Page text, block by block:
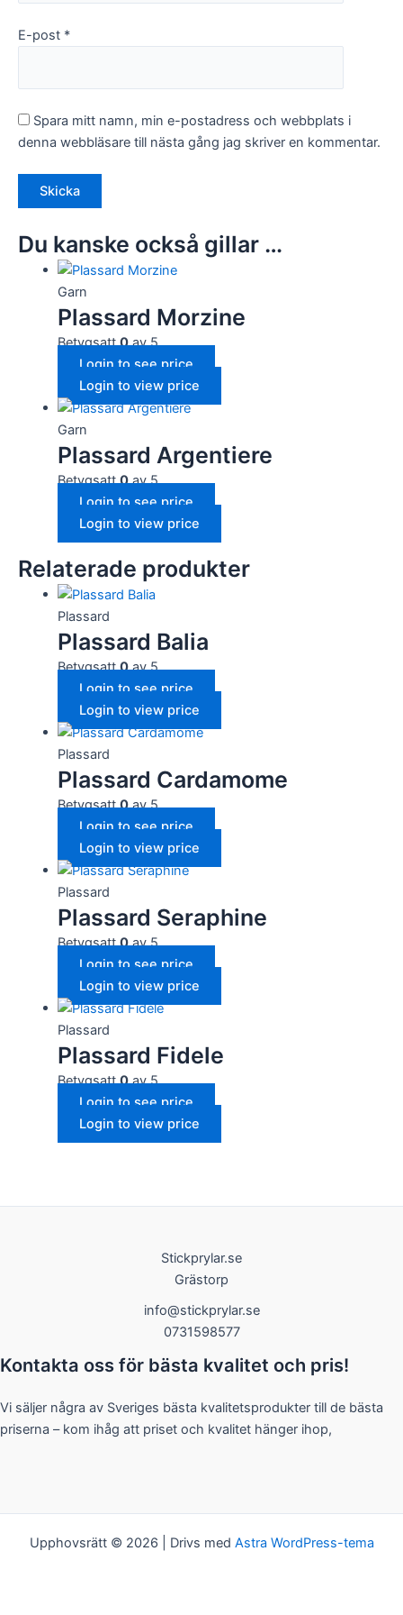
E-post *
Spara mitt namn, min e-postadress och webbplats i
denna webbläsare till nästa gång jag skriver en kommentar.
Du kanske också gillar …
Garn
Plassard Morzine
Betygsatt0av 5
Login to see price
Login to view price
Garn
Plassard Argentiere
Betygsatt0av 5
Login to see price
Login to view price
Relaterade produkter
Plassard
Plassard Balia
Betygsatt0av 5
Login to see price
Login to view price
Plassard
Plassard Cardamome
Betygsatt0av 5
Login to see price
Login to view price
Plassard
Plassard Seraphine
Betygsatt0av 5
Login to see price
Login to view price
Plassard
Plassard Fidele
Betygsatt0av 5
Login to see price
Login to view price
Stickprylar.se
Grästorp
info@stickprylar.se
0731598577
Kontakta oss för bästa kvalitet och pris!
Vi säljer några av Sveriges bästa kvalitetsprodukter till de bästa
priserna – kom ihåg att priset och kvalitet hänger ihop,
Upphovsrätt © 2026 | Drivs med Astra WordPress-tema
Marknadsföring
intressen och
när du surfar
ökar du chansen
anpassat innehåll